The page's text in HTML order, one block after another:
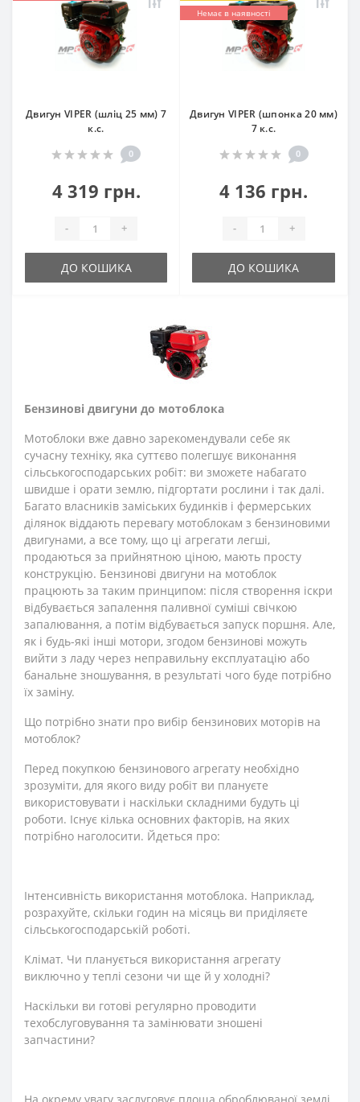
Двигун VIPER (шліц 25 мм) 7
к.с.
0
4 319 грн.
- +
ДО КОШИКА
Немає в наявності
Двигун VIPER (шпонка 20 мм)
7 к.с.
0
4 136 грн.
- +
ДО КОШИКА
Бензинові двигуни до мотоблока
Мотоблоки вже давно зарекомендували себе як
сучасну техніку, яка суттєво полегшує виконання
сільськогосподарських робіт: ви зможете набагато
швидше і орати землю, підгортати рослини і так далі.
Багато власників заміських будинків і фермерських
ділянок віддають перевагу мотоблокам з бензиновими
двигунами, а все тому, що ці агрегати легші,
продаються за прийнятною ціною, мають просту
конструкцію. Бензинові двигуни на мотоблок
працюють за таким принципом: після створення іскри
відбувається запалення паливної суміші свічкою
запалювання, а потім відбувається запуск поршня. Але,
як і будь-які інші мотори, згодом бензинові можуть
вийти з ладу через неправильну експлуатацію або
банальне зношування, в результаті чого буде потрібно
їх заміну.
Що потрібно знати про вибір бензинових моторів на
мотоблок?
Перед покупкою бензинового агрегату необхідно
зрозуміти, для якого виду робіт ви плануєте
використовувати і наскільки складними будуть ці
роботи. Існує кілька основних факторів, на яких
потрібно наголосити. Йдеться про:
Інтенсивність використання мотоблока. Наприклад,
розрахуйте, скільки годин на місяць ви приділяєте
сільськогосподарській роботі.
Клімат. Чи планується використання агрегату
виключно у теплі сезони чи ще й у холодні?
Наскільки ви готові регулярно проводити
техобслуговування та замінювати зношені
запчастини?
На окрему увагу заслуговує площа оброблюваної землі